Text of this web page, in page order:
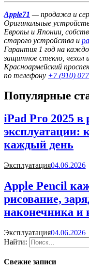
Apple71 — продажа и
Оригинальные
Европы и Японии,
старого устройства и
Гарантия 1 год на
защитное стекло, чехол
Красноармейский
по телефону +7 (910)
Популярные
iPad Pro 2025 в
эксплуатации:
каждый день
Эксплуатация04.06.2026
Apple Pencil
рисование,
наконечника и
Эксплуатация04.06.2026
Найти:
Свежие записи